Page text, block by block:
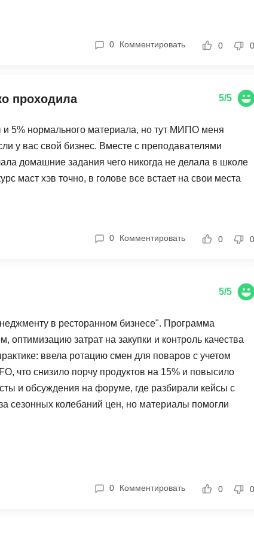
0 Комментировать 0 0
проходила 5/5
5% нормального материала, но тут МИПО меня
у вас свой бизнес. Вместе с преподавателями
домашние задания чего никогда не делала в школе
маст хэв точно, в голове все встает на свои места
0 Комментировать 0 0
5/5
в ресторанном бизнесе". Программа
затрат на закупки и контроль качества
ввела ротацию смен для поваров с учетом
что снизило порчу продуктов на 15% и повысило
и обсуждения на форуме, где разбирали кейсы с
сезонных колебаний цен, но материалы помогли
0 Комментировать 0 0